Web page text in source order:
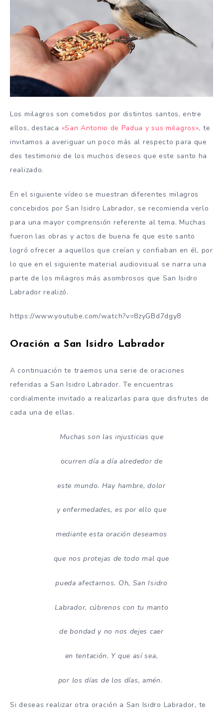
Los milagros son cometidos por distintos santos, entre
ellos, destaca «San Antonio de Padua y sus milagros», te
invitamos a averiguar un poco más al respecto para que
des testimonio de los muchos deseos que este santo ha
realizado.
En el siguiente vídeo se muestran diferentes milagros
concebidos por San Isidro Labrador, se recomienda verlo
para una mayor comprensión referente al tema. Muchas
fueron las obras y actos de buena fe que este santo
logró ofrecer a aquellos que creían y confiaban en él, por
lo que en el siguiente material audiovisual se narra una
parte de los milagros más asombrosos que San Isidro
Labrador realizó.
https://www.youtube.com/watch?v=8zyGBd7dgy8
Oración a San Isidro Labrador
A continuación te traemos una serie de oraciones
referidas a San Isidro Labrador. Te encuentras
cordialmente invitado a realizarlas para que disfrutes de
cada una de ellas.
Muchas son las injusticias que
ocurren día a día alrededor de
este mundo. Hay hambre, dolor
y enfermedades, es por ello que
mediante esta oración deseamos
que nos protejas de todo mal que
pueda afectarnos. Oh, San Isidro
Labrador, cúbrenos con tu manto
de bondad y no nos dejes caer
en tentación. Y que así sea,
por los días de los días, amén.
Si deseas realizar otra oración a San Isidro Labrador, te